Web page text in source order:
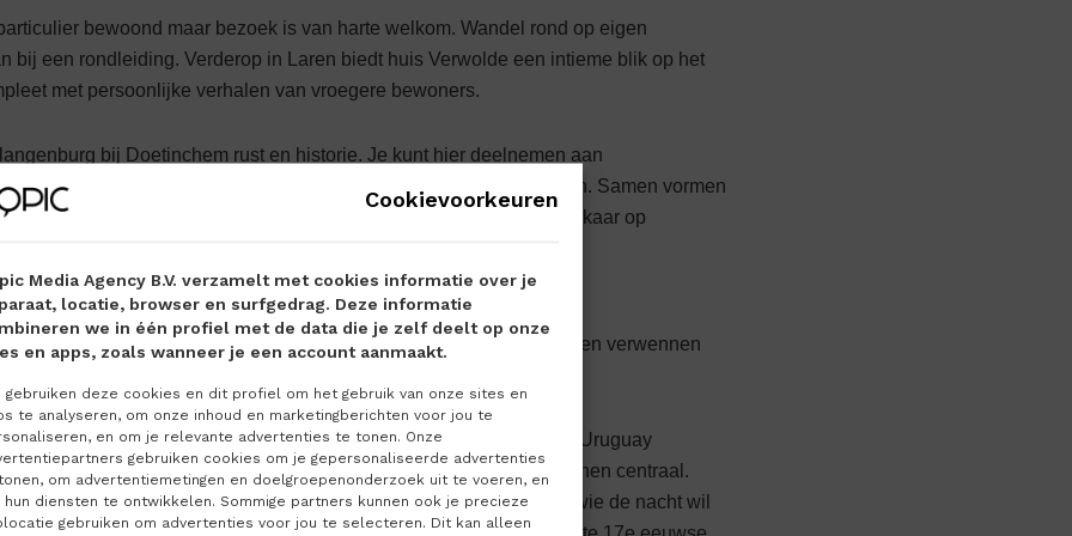
Cookievoorkeuren
Media Agency B.V. verzamelt met cookies informatie over je
locatie, browser en surfgedrag. Deze informatie
we in één profiel met de data die je zelf deelt op onze
en apps, zoals wanneer je een account aanmaakt.
gebruiken deze cookies en dit profiel om het gebruik van onze sites en
te analyseren, om onze inhoud en marketingberichten voor jou te
en om je relevante advertenties te tonen. Onze
gebruiken cookies om je gepersonaliseerde advertenties
om advertentiemetingen en doelgroepenonderzoek uit te voeren, en
hun diensten te ontwikkelen. Sommige partners kunnen ook je precieze
gebruiken om advertenties voor jou te selecteren. Dit kan alleen
bewoond maar bezoek is van harte welkom. Wandel rond op eigen
bij een rondleiding. Verderop in Laren biedt huis Verwolde een intieme blik op het
met persoonlijke verha­len van vroegere bewoners.
bij Doetinchem rust en historie. Je kunt hier deelnemen aan
blijven slapen in de comfortabele kasteelhuisjes in de bijgebouwen. Samen vormen
van de Gelderse streken: plekken waar kunst, historie en natuur elkaar op
overnachten
kaste­len en landgoederen écht wil beleven, kan zich ook laten verwennen
een royaal verblijf op een historische locatie.
in Nijkerk kunnen gasten genieten van een stukje Argentinië en Uruguay
de keuken staat dan ook het Zuid Amerikaanse rundvlees en de wijnen centraal.
bodega als in het verfijn­de fine dining restaurant. Voor wie de nacht wil